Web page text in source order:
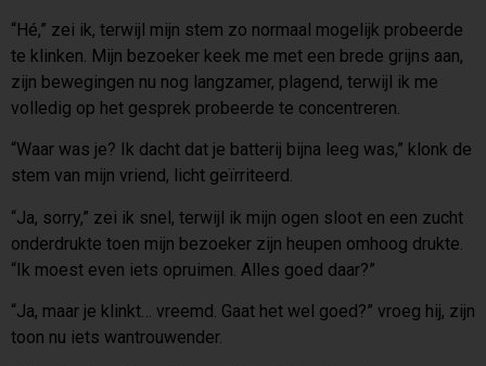
“Hé,” zei ik, terwijl mijn stem zo normaal mogelijk probeerde
te klinken. Mijn bezoeker keek me met een brede grijns aan,
zijn bewegingen nu nog langzamer, plagend, terwijl ik me
volledig op het gesprek probeerde te concentreren.
“Waar was je? Ik dacht dat je batterij bijna leeg was,” klonk de
stem van mijn vriend, licht geïrriteerd.
“Ja, sorry,” zei ik snel, terwijl ik mijn ogen sloot en een zucht
onderdrukte toen mijn bezoeker zijn heupen omhoog drukte.
“Ik moest even iets opruimen. Alles goed daar?”
“Ja, maar je klinkt… vreemd. Gaat het wel goed?” vroeg hij, zijn
toon nu iets wantrouwender.